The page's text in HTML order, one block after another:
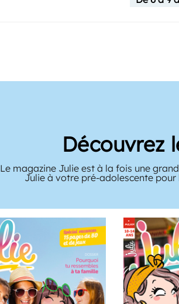
Découvrez
Le magazine Julie est à la fois une
Julie à votre pré-adolescente